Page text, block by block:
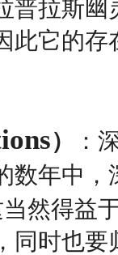
普拉斯幽
此它的
）
：
数年中
然得益
同时也